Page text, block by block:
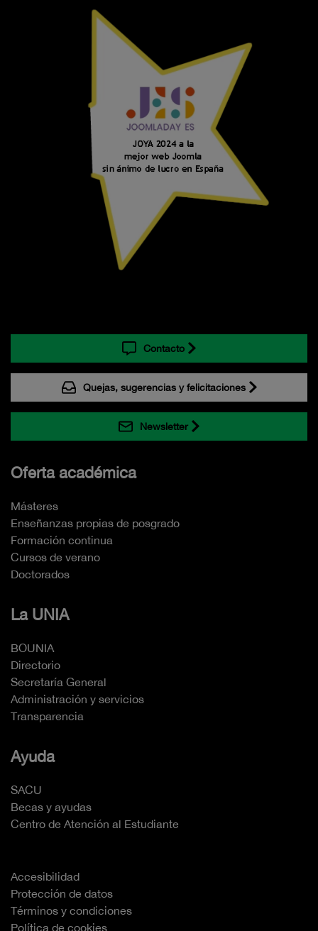
Contacto
Quejas, sugerencias y felicitaciones
Newsletter
Oferta académica
Másteres
Enseñanzas propias de posgrado
Formación continua
Cursos de verano
Doctorados
La UNIA
BOUNIA
Directorio
Secretaría General
Administración y servicios
Transparencia
Ayuda
SACU
Becas y ayudas
Centro de Atención al Estudiante
Accesibilidad
Protección de datos
Términos y condiciones
Política de cookies